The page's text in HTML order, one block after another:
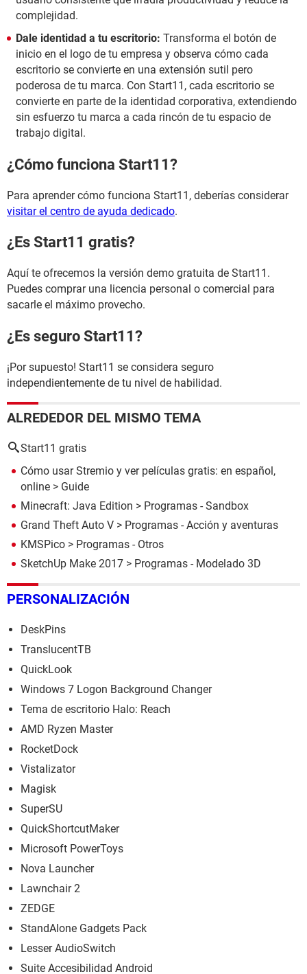
complejidad.
Dale identidad a tu escritorio: Transforma el botón de
inicio en el logo de tu empresa y observa cómo cada
escritorio se convierte en una extensión sutil pero
poderosa de tu marca. Con Start11, cada escritorio se
convierte en parte de la identidad corporativa, extendiendo
sin esfuerzo tu marca a cada rincón de tu espacio de
trabajo digital.
¿Cómo funciona Start11?
Para aprender cómo funciona Start11, deberías considerar
visitar el centro de ayuda dedicado.
¿Es Start11 gratis?
Aquí te ofrecemos la versión demo gratuita de Start11.
Puedes comprar una licencia personal o comercial para
sacarle el máximo provecho.
¿Es seguro Start11?
¡Por supuesto! Start11 se considera seguro
independientemente de tu nivel de habilidad.
ALREDEDOR DEL MISMO TEMA
Start11 gratis
Cómo usar Stremio y ver películas gratis: en español,
online > Guide
Minecraft: Java Edition > Programas - Sandbox
Grand Theft Auto V > Programas - Acción y aventuras
KMSPico > Programas - Otros
SketchUp Make 2017 > Programas - Modelado 3D
PERSONALIZACIÓN
DeskPins
TranslucentTB
QuickLook
Windows 7 Logon Background Changer
Tema de escritorio Halo: Reach
AMD Ryzen Master
RocketDock
Vistalizator
Magisk
SuperSU
QuickShortcutMaker
Microsoft PowerToys
Nova Launcher
Lawnchair 2
ZEDGE
StandAlone Gadgets Pack
Lesser AudioSwitch
Suite Accesibilidad Android